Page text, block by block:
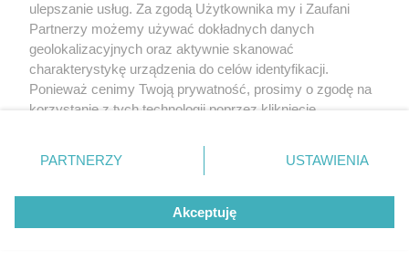
ulepszanie usług. Za zgodą Użytkownika my i Zaufani
Partnerzy możemy używać dokładnych danych
geolokalizacyjnych oraz aktywnie skanować
charakterystykę urządzenia do celów identyfikacji.
Ponieważ cenimy Twoją prywatność, prosimy o zgodę na
korzystanie z tych technologii poprzez kliknięcie
zmienić/wycofać klikając przycisk ustawień prywatności
znajdujący się w lewym dolnym rogu strony
rodzaje przetwarzania danych nie wymagają zgody
użytkownika, ale masz prawo sprzeciwić się takiemu
przetwarzaniu. Preferencje będą miały zastosowanie tylko
PARTNERZY USTAWIENIA
Akceptuję